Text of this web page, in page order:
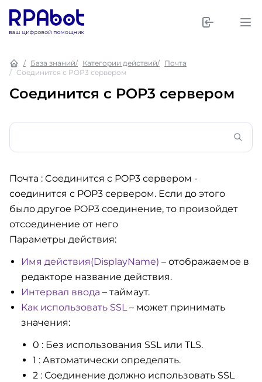
База знаний Категории действий
Почта
Cоединится с POP3 сервером
Cоединится с POP3 сервером
Почта : Cоединится с POP3 сервером -
соединится с POP3 сервером. Если до этого
было другое POP3 соединение, то произойдет
отсоединение от него
Параметры действия:
Имя действия(DisplayName) – отображаемое в
редакторе название действия.
Интервал ввода – таймаут.
Как использовать SSL– может принимать
значения:
0 : Без использования SSL или TLS.
1 : Автоматически определять.
2 : Соединение должно использовать SSL